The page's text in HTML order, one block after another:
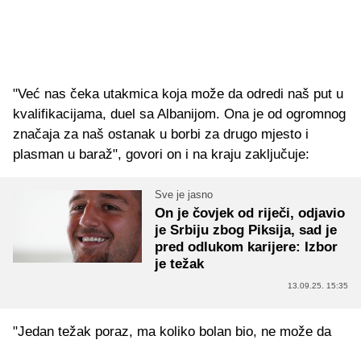
"Već nas čeka utakmica koja može da odredi naš put u
kvalifikacijama, duel sa Albanijom. Ona je od ogromnog
značaja za naš ostanak u borbi za drugo mjesto i
plasman u baraž", govori on i na kraju zaključuje:
Sve je jasno
On je čovjek od riječi, odjavio
je Srbiju zbog Piksija, sad je
pred odlukom karijere: Izbor
je težak
13.09.25. 15:35
"Jedan težak poraz, ma koliko bolan bio, ne može da